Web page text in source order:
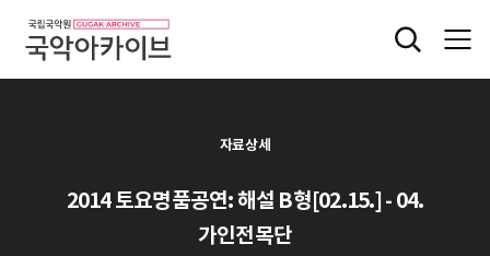
자료상세
2014 토요명품공연: 해설 B형[02.15.] - 04.
가인전목단